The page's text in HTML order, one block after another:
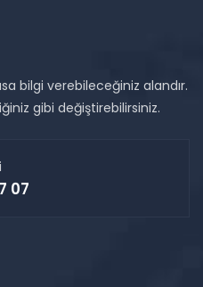
bilgi verebileceğiniz alandır.
gibi değiştirebilirsiniz.
07